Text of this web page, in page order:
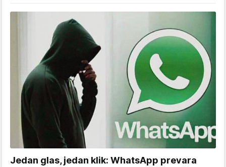
Jedan glas, jedan klik: WhatsApp prevara